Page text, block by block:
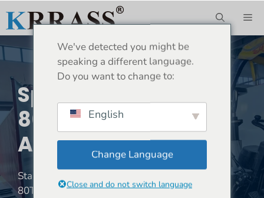
Inhalt
springen
Spanien-WC67K-
80T4000 NC-
Abkantpresse
Standort:
80T4000 NC-Abkantpresse
We've detected you might be
speaking a different language.
Do you want to change to:
English
Change Language
Close and do not switch language